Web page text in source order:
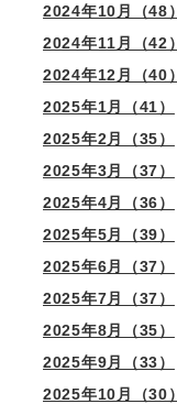
2024年10月（48）
2024年11月（42）
2024年12月（40）
2025年1月（41）
2025年2月（35）
2025年3月（37）
2025年4月（36）
2025年5月（39）
2025年6月（37）
2025年7月（37）
2025年8月（35）
2025年9月（33）
2025年10月（30）